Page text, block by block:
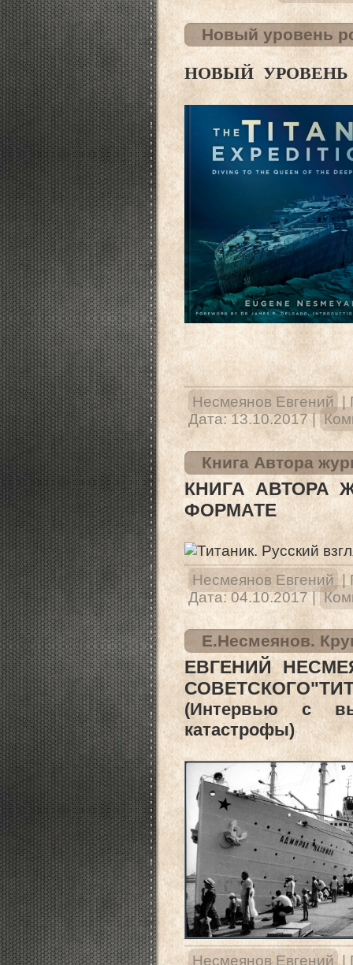
Новый уровень
НОВЫЙ УРОВЕНЬ
Несмеянов Евгений
Дата: 13.10.2017 |
Книга Автора
КНИГА АВТОРА
ФОРМАТЕ
Несмеянов Евгений |
Дата: 04.10.2017 |
Е.Несмеянов.
ЕВГЕНИЙ
(Интервью с
катастрофы)
Несмеянов Евгений |